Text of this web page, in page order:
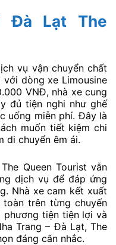
Đà Lạt The
vụ vận chuyển chất
dòng xe Limousine
VNĐ, nhà xe cung
đủ tiện nghi như ghế
uống miễn phí. Đây là
muốn tiết kiệm chi
di chuyển êm ái.
Queen Tourist vẫn
dịch vụ để đáp ứng
Nhà xe cam kết xuất
trên từng chuyến
tiện tiện lợi và
Trang – Đà Lạt, The
đáng cân nhắc.